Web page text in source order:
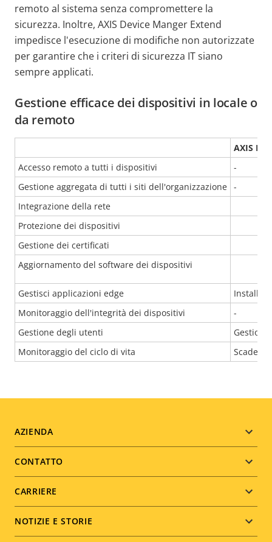
remoto al sistema senza compromettere la
sicurezza. Inoltre, AXIS Device Manger Extend
impedisce l'esecuzione di modifiche non autorizzate
per garantire che i criteri di sicurezza IT siano
sempre applicati.
Gestione efficace dei dispositivi in locale o
da remoto
AXIS
Accesso remoto a tutti i dispositivi
-
Gestione aggregata di tutti i siti dell'organizzazione -
Integrazione della rete
Protezione dei dispositivi
Gestione dei certificati
Aggiornamento del software dei dispositivi
Gestisci applicazioni edge
Monitoraggio dell'integrità dei dispositivi
-
Gestione degli utenti
Monitoraggio del ciclo di vita
Footer
menu
AZIENDA
CONTATTO
CARRIERE
NOTIZIE E STORIE